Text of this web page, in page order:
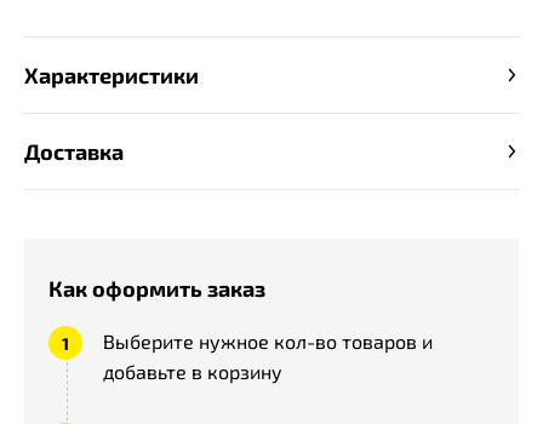
Как оформить заказ
Выберите нужное кол-во товаров и
добавьте в корзину
Характеристики
Доставка